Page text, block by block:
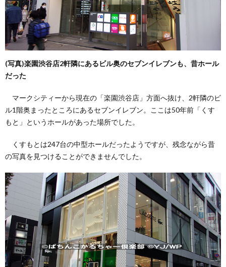
(写真)楽園渋谷店2軒隣にあるビル奥のセブンイレブンも、昔ホール
だった
マークシティーから現在の「楽園渋谷店」方面へ抜け、2軒隣のビ
ル1階奥まったところにあるセブンイレブン。ここは50年前「くす
もと」というホールがあった場所でした。
くすもとは247台の中型ホールだったようですが、残念ながら昔
の写真を見つけることができませんでした。